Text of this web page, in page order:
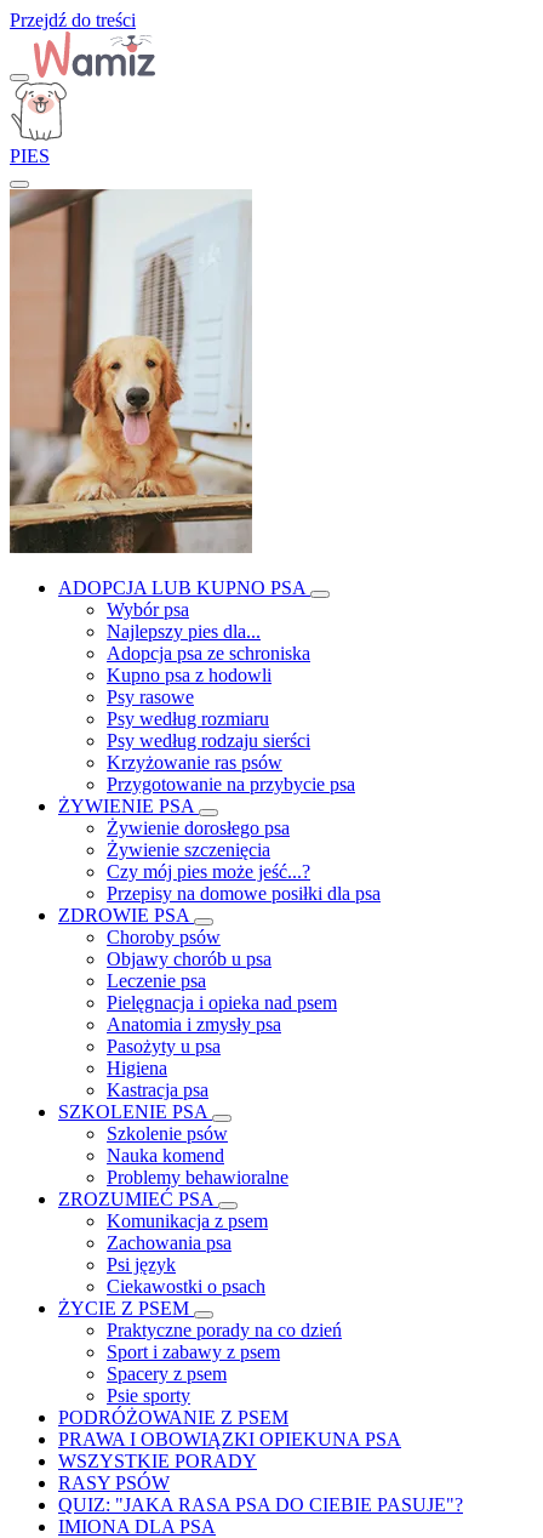
Przejdź do treści
PIES
ADOPCJA LUB KUPNO PSA
Wybór psa
Najlepszy pies dla...
Adopcja psa ze schroniska
Kupno psa z hodowli
Psy rasowe
Psy według rozmiaru
Psy według rodzaju sierści
Krzyżowanie ras psów
Przygotowanie na przybycie psa
ŻYWIENIE PSA
Żywienie dorosłego psa
Żywienie szczenięcia
Czy mój pies może jeść...?
Przepisy na domowe posiłki dla psa
ZDROWIE PSA
Choroby psów
Objawy chorób u psa
Leczenie psa
Pielęgnacja i opieka nad psem
Anatomia i zmysły psa
Pasożyty u psa
Higiena
Kastracja psa
SZKOLENIE PSA
Szkolenie psów
Nauka komend
Problemy behawioralne
ZROZUMIEĆ PSA
Komunikacja z psem
Zachowania psa
Psi język
Ciekawostki o psach
ŻYCIE Z PSEM
Praktyczne porady na co dzień
Sport i zabawy z psem
Spacery z psem
Psie sporty
PODRÓŻOWANIE Z PSEM
PRAWA I OBOWIĄZKI OPIEKUNA PSA
WSZYSTKIE PORADY
RASY PSÓW
QUIZ: "JAKA RASA PSA DO CIEBIE PASUJE"?
IMIONA DLA PSA